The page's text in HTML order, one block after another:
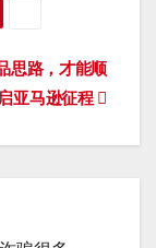
思路，才能顺
亚马逊征程